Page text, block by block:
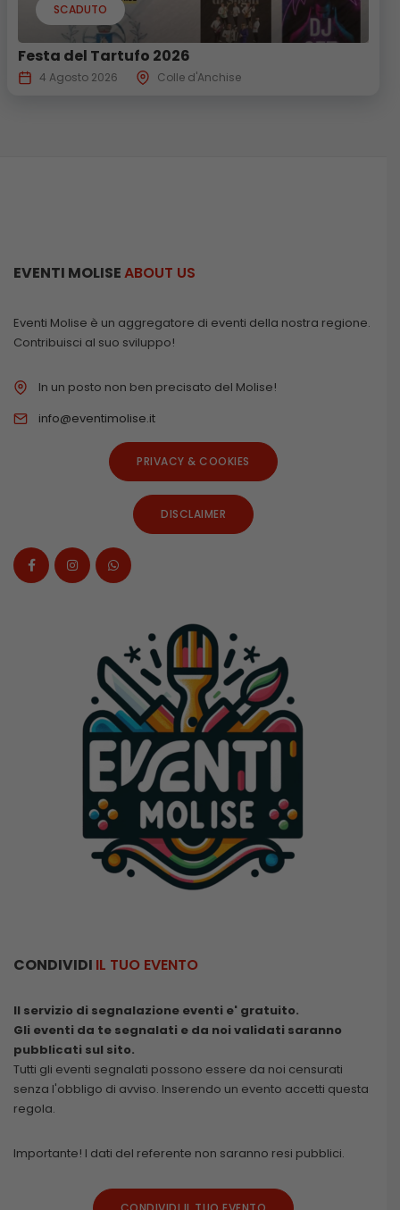
SCADUTO
Festa del Tartufo 2026
4 Agosto 2026 Colle d'Anchise
EVENTI MOLISEABOUT US
Eventi Molise è un aggregatore di eventi della nostra regione.
Contribuisci al suo sviluppo!
In un posto non ben precisato del Molise!
info@eventimolise.it
PRIVACY & COOKIES
DISCLAIMER
CONDIVIDI IL TUO EVENTO
Il servizio di segnalazione eventi e' gratuito.
Gli eventi da te segnalati e da noi validati saranno
pubblicati sul sito.
Tutti gli eventi segnalati possono essere da noi censurati
senza l'obbligo di avviso. Inserendo un evento accetti questa
regola.
Importante! I dati del referente non saranno resi pubblici.